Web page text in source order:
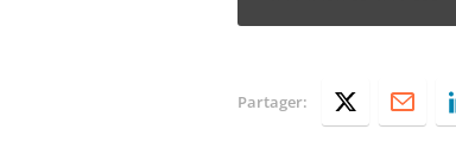
Partager: